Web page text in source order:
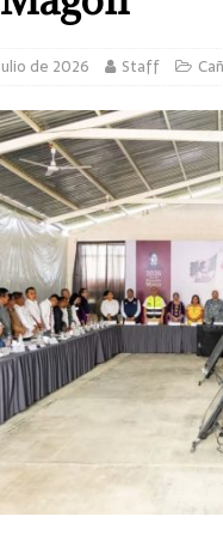
MUNDO
de 2026 Staff